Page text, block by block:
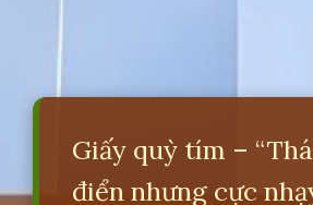
Giấy quỳ tím –
điển nhưng cực